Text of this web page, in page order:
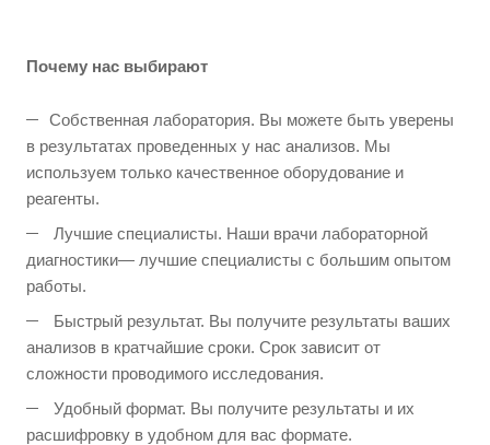
Почему нас выбирают
Собственная лаборатория. Вы можете быть уверены
в результатах проведенных у нас анализов. Мы
используем только качественное оборудование и
реагенты.
Лучшие специалисты. Наши врачи лабораторной
диагностики— лучшие специалисты с большим опытом
работы.
Быстрый результат. Вы получите результаты ваших
анализов в кратчайшие сроки. Срок зависит от
сложности проводимого исследования.
Удобный формат. Вы получите результаты и их
расшифровку в удобном для вас формате.